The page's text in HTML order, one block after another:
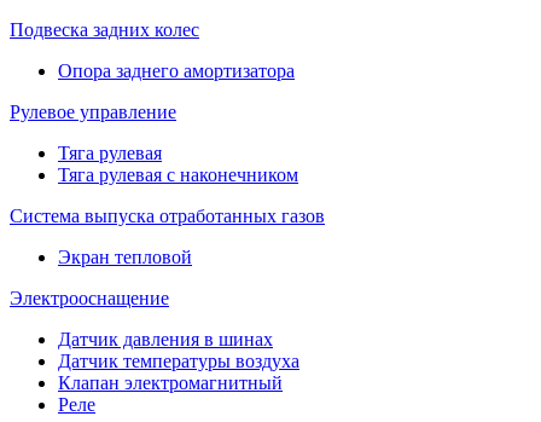
Подвеска задних колес
Опора заднего амортизатора
Рулевое управление
Тяга рулевая
Тяга рулевая с наконечником
Система выпуска отработанных газов
Экран тепловой
Электрооснащение
Датчик давления в шинах
Датчик температуры воздуха
Клапан электромагнитный
Реле